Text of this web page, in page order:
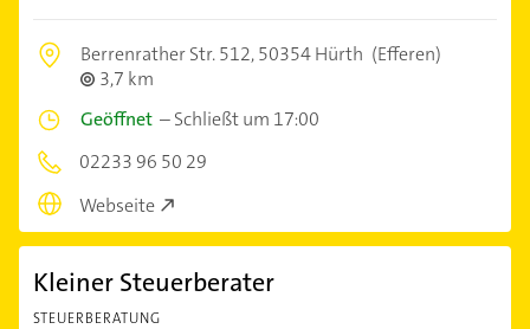
Berrenrather Str. 512,50354 Hürth (Efferen)
3,7 km
Geöffnet –Schließt um 17:00
02233 96 50 29
Webseite
Kleiner Steuerberater
STEUERBERATUNG